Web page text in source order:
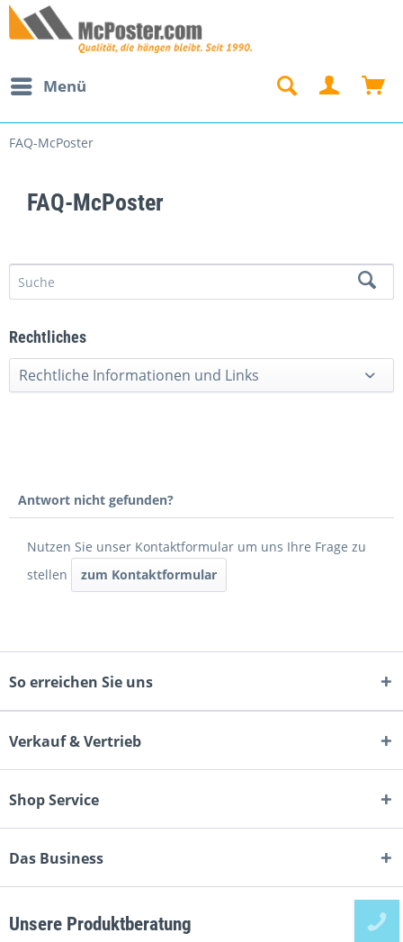
Menü
FAQ-McPoster
FAQ-McPoster
Rechtliches
Rechtliche Informationen und Links
Antwort nicht gefunden?
Nutzen Sie unser Kontaktformular um uns Ihre Frage zu
stellen
zum Kontaktformular
So erreichen Sie uns
Verkauf & Vertrieb
Shop Service
Das Business
Unsere Produktberatung